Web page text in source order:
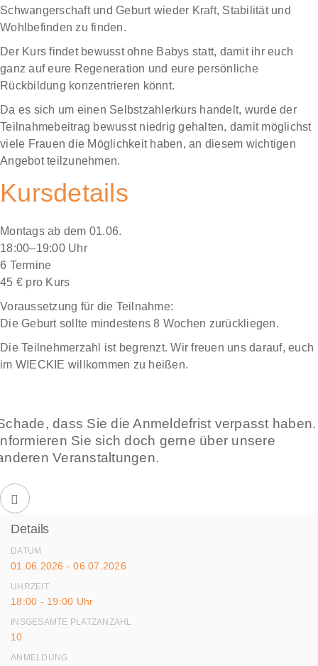
Schwangerschaft und Geburt wieder Kraft, Stabilität und
Wohlbefinden zu finden.
Der Kurs findet bewusst ohne Babys statt, damit ihr euch
ganz auf eure Regeneration und eure persönliche
Rückbildung konzentrieren könnt.
Da es sich um einen Selbstzahlerkurs handelt, wurde der
Teilnahmebeitrag bewusst niedrig gehalten, damit möglichst
viele Frauen die Möglichkeit haben, an diesem wichtigen
Angebot teilzunehmen.
Kursdetails
Montags ab dem 01.06.
18:00–19:00 Uhr
6 Termine
45 € pro Kurs
Voraussetzung für die Teilnahme:
Die Geburt sollte mindestens 8 Wochen zurückliegen.
Die Teilnehmerzahl ist begrenzt. Wir freuen uns darauf, euch
im WIECKIE willkommen zu heißen.
dass Sie die Anmeldefrist verpasst haben.
Sie sich doch gerne über unsere
Veranstaltungen.
Details
DATUM
01.06.2026 - 06.07.2026
UHRZEIT
18:00 - 19:00 Uhr
INSGESAMTE PLATZANZAHL
10
ANMELDUNG